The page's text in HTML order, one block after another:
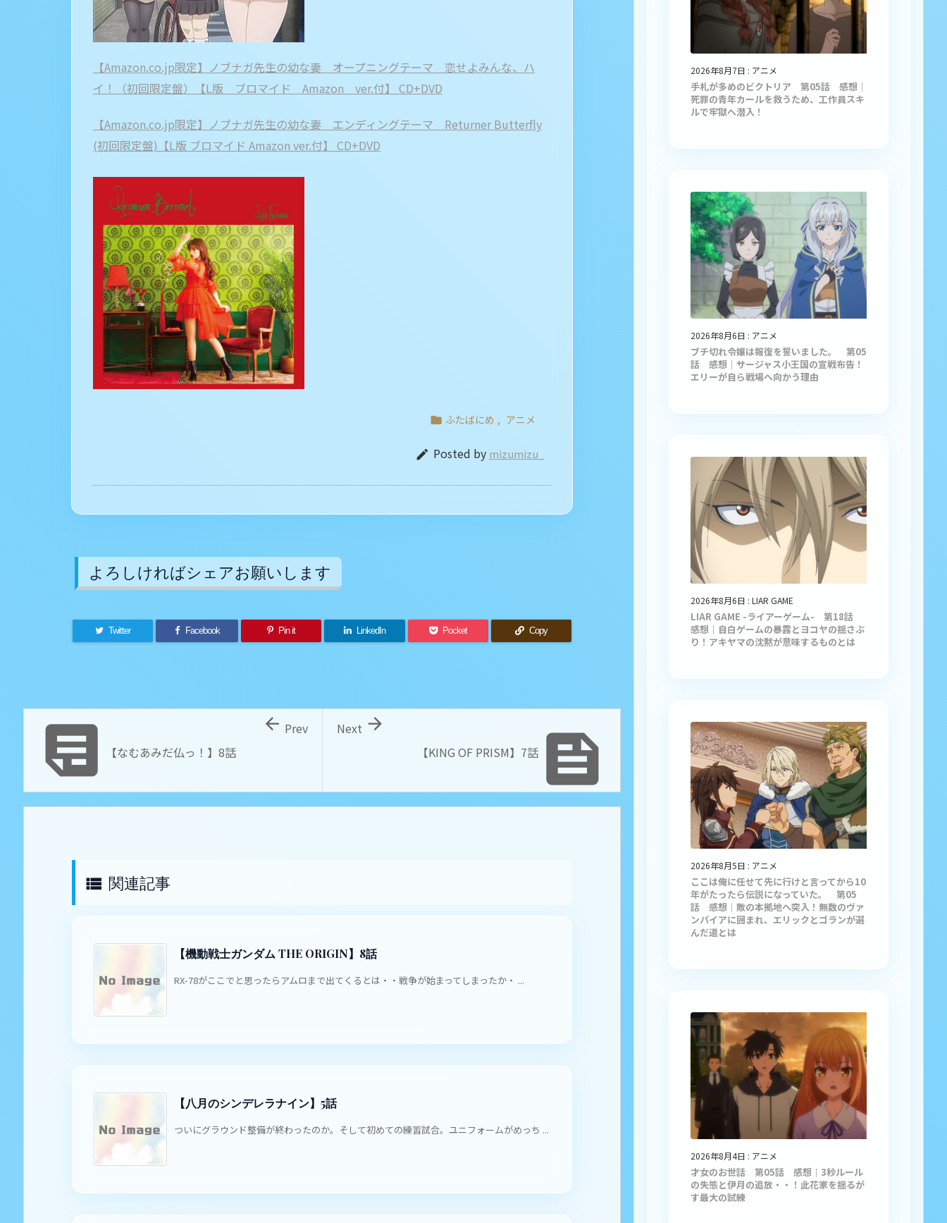
【Amazon.co.jp限定】ノブナガ先生の幼な妻 オープニングテーマ 恋せよみんな、ハ
イ！（初回限定盤）【L版 ブロマイド Amazon ver.付】 CD+DVD
【Amazon.co.jp限定】ノブナガ先生の幼な妻 エンディングテーマ Returner Butterfly
(初回限定盤)【L版 ブロマイド Amazon ver.付】 CD+DVD
 ふたばにめ , アニメ
 Posted by mizumizu_
よろしければシェアお願いします
Twitter Facebook Pin it LinkedIn Pocket Copy

【KING OF PRISM】7話

Next
 【なむあみだ仏っ！】8話
 Prev
 関連記事
【機動戦士ガンダム THE ORIGIN】8話
RX-78がここでと思ったらアムロまで出てくるとは・・戦争が始まってしまったか・ ...
【八月のシンデレラナイン】5話
ついにグラウンド整備が終わったのか。そして初めての練習試合。ユニフォームがめっち ...
2026年8月7日 : アニメ
手札が多めのビクトリア 第05話 感想｜
死罪の青年カールを救うため、工作員スキ
ルで牢獄へ潜入！
2026年8月6日 : アニメ
ブチ切れ令嬢は報復を誓いました。 第05
話 感想｜サージャス小王国の宣戦布告！
エリーが自ら戦場へ向かう理由
2026年8月6日 : LIAR GAME
LIAR GAME -ライアーゲーム- 第18話
感想｜自白ゲームの暴露とヨコヤの揺さぶ
り！アキヤマの沈黙が意味するものとは
2026年8月5日 : アニメ
ここは俺に任せて先に行けと言ってから10
年がたったら伝説になっていた。 第05
話 感想｜敵の本拠地へ突入！無数のヴァ
ンパイアに囲まれ、エリックとゴランが選
んだ道とは
2026年8月4日 : アニメ
才女のお世話 第05話 感想｜3秒ルール
の失態と伊月の追放・・！此花家を揺るが
す最大の試練